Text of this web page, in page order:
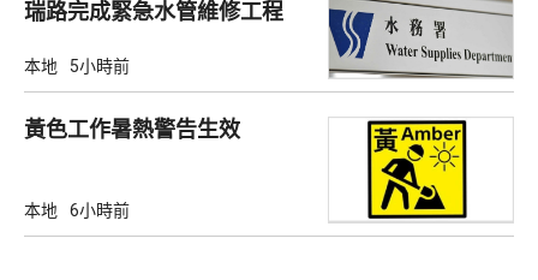
瑞路完成緊急水管維修工程
本地 5小時前
黃色工作暑熱警告生效
本地 6小時前